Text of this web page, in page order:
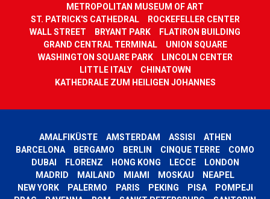
METROPOLITAN MUSEUM OF ART
ST. PATRICK'S CATHEDRAL
ROCKEFELLER CENTER
WALL STREET
BRYANT PARK
FLATIRON BUILDING
GRAND CENTRAL TERMINAL
UNION SQUARE
WASHINGTON SQUARE PARK
LINCOLN CENTER
LITTLE ITALY
CHINATOWN
KATHEDRALE ZUM HEILIGEN JOHANNES
AMALFIKÜSTE AMSTERDAM ASSISI
ATHEN
BARCELONA
BERGAMO BERLIN CINQUE TERRE
COMO
DUBAI
FLORENZ HONG KONG LECCE
LONDON
MADRID
MAILAND MIAMI MOSKAU
NEAPEL
NEW YORK
PALERMO PARIS PEKING PISA
POMPEJI